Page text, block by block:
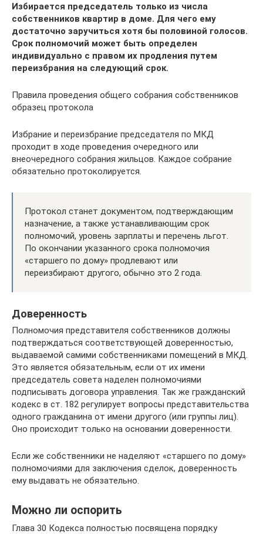
Избирается председатель только из числа
собственников квартир в доме. Для чего ему
достаточно заручиться хотя бы половиной голосов.
Срок полномочий может быть определен
индивидуально с правом их продления путем
переизбрания на следующий срок.
Правила проведения общего собрания собственников
образец протокола
Избрание и переизбрание председателя по МКД
проходит в ходе проведения очередного или
внеочередного собрания жильцов. Каждое собрание
обязательно протоколируется.
Протокол станет документом, подтверждающим
назначение, а также устанавливающим срок
полномочий, уровень зарплаты и перечень льгот.
По окончании указанного срока полномочия
«старшего по дому» продлевают или
переизбирают другого, обычно это 2 года.
Доверенность
Полномочия представителя собственников должны
подтверждаться соответствующей доверенностью,
выдаваемой самими собственниками помещений в МКД.
Это является обязательным, если от их имени
председатель совета наделен полномочиями
подписывать договора управления. Так же гражданский
кодекс в ст. 182 регулирует вопросы представительства
одного гражданина от имени другого (или группы лиц).
Оно происходит только на основании доверенности.
Если же собственники не наделяют «старшего по дому»
полномочиями для заключения сделок, доверенность
ему выдавать не обязательно.
Можно ли оспорить
Глава 30 Кодекса полностью посвящена порядку